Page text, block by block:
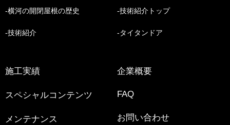
横河の開閉屋根の歴史
技術紹介
技術紹介トップ
タイタンドア
施工実績
スペシャルコンテンツ
メンテナンス
企業概要
FAQ
お問い合わせ